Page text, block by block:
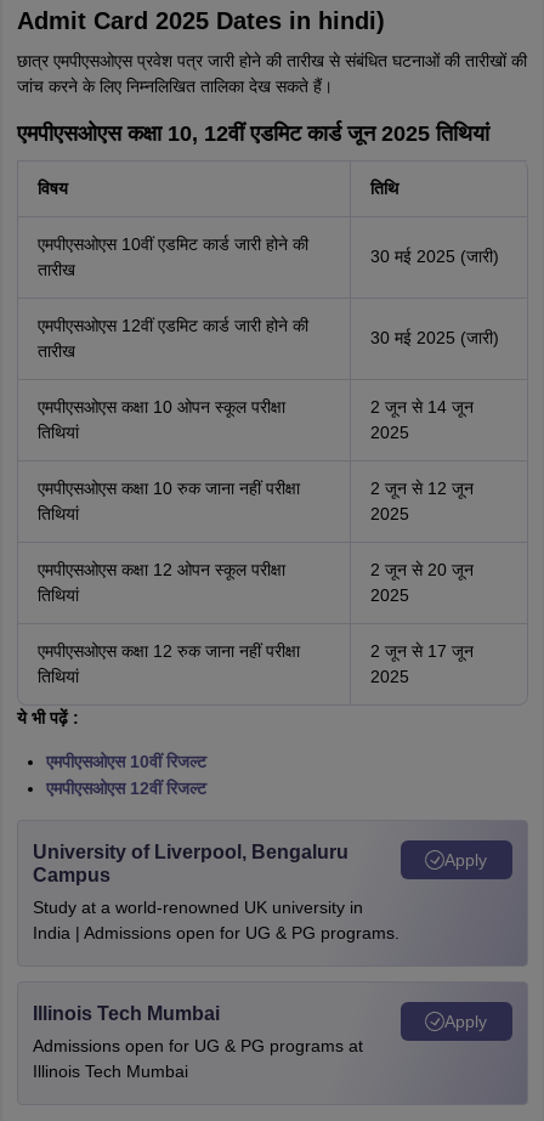
Admit Card 2025 Dates in hindi)
छात्र एमपीएसओएस प्रवेश पत्र जारी होने की तारीख से संबंधित घटनाओं की तारीखों की
जांच करने के लिए निम्नलिखित तालिका देख सकते हैं।
एमपीएसओएस कक्षा 10, 12वीं एडमिट कार्ड जून 2025 तिथियां
विषय तिथि
एमपीएसओएस 10वीं एडमिट कार्ड जारी होने की
तारीख
30 मई 2025 (जारी)
एमपीएसओएस 12वीं एडमिट कार्ड जारी होने की
तारीख
30 मई 2025 (जारी)
एमपीएसओएस कक्षा 10 ओपन स्कूल परीक्षा
तिथियां
2 जून से 14 जून
2025
एमपीएसओएस कक्षा 10 रुक जाना नहीं परीक्षा
तिथियां
2 जून से 12 जून
2025
एमपीएसओएस कक्षा 12 ओपन स्कूल परीक्षा
तिथियां
2 जून से 20 जून
2025
एमपीएसओएस कक्षा 12 रुक जाना नहीं परीक्षा
तिथियां
2 जून से 17 जून
2025
ये भी पढ़ें :
एमपीएसओएस 10वीं रिजल्ट
एमपीएसओएस 12वीं रिजल्ट
University of Liverpool, Bengaluru
Campus
Study at a world-renowned UK university in
India | Admissions open for UG & PG programs.
Apply
Illinois Tech Mumbai
Admissions open for UG & PG programs at
Illinois Tech Mumbai
Apply